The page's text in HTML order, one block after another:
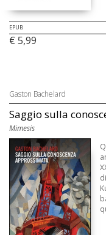
EPUB
€ 5,99
Gaston Bachelard
Saggio sulla
Mimesis